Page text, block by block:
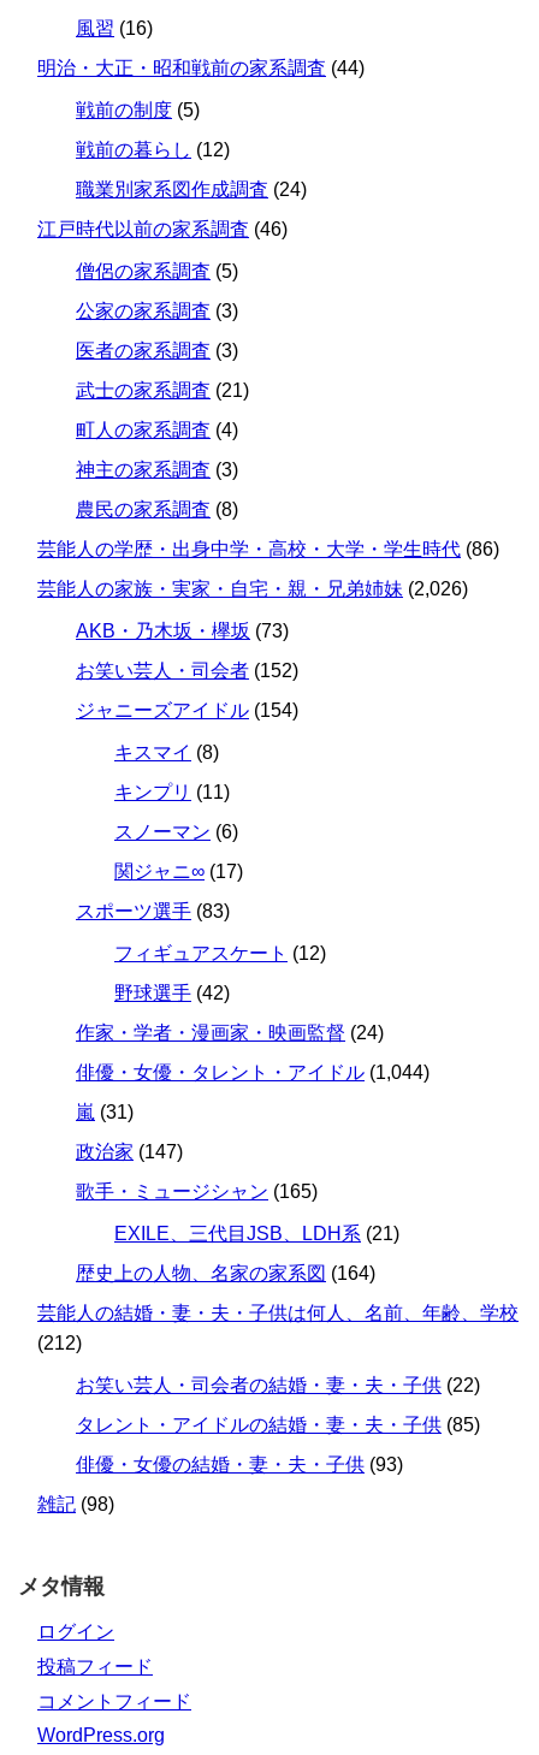
風習 (16)
明治・大正・昭和戦前の家系調査 (44)
戦前の制度 (5)
戦前の暮らし (12)
職業別家系図作成調査 (24)
江戸時代以前の家系調査 (46)
僧侶の家系調査 (5)
公家の家系調査 (3)
医者の家系調査 (3)
武士の家系調査 (21)
町人の家系調査 (4)
神主の家系調査 (3)
農民の家系調査 (8)
芸能人の学歴・出身中学・高校・大学・学生時代 (86)
芸能人の家族・実家・自宅・親・兄弟姉妹 (2,026)
AKB・乃木坂・欅坂 (73)
お笑い芸人・司会者 (152)
ジャニーズアイドル (154)
キスマイ (8)
キンプリ (11)
スノーマン (6)
関ジャニ∞ (17)
スポーツ選手 (83)
フィギュアスケート (12)
野球選手 (42)
作家・学者・漫画家・映画監督 (24)
俳優・女優・タレント・アイドル (1,044)
嵐 (31)
政治家 (147)
歌手・ミュージシャン (165)
EXILE、三代目JSB、LDH系 (21)
歴史上の人物、名家の家系図 (164)
芸能人の結婚・妻・夫・子供は何人、名前、年齢、学校
(212)
お笑い芸人・司会者の結婚・妻・夫・子供 (22)
タレント・アイドルの結婚・妻・夫・子供 (85)
俳優・女優の結婚・妻・夫・子供 (93)
雑記 (98)
メタ情報
ログイン
投稿フィード
コメントフィード
WordPress.org